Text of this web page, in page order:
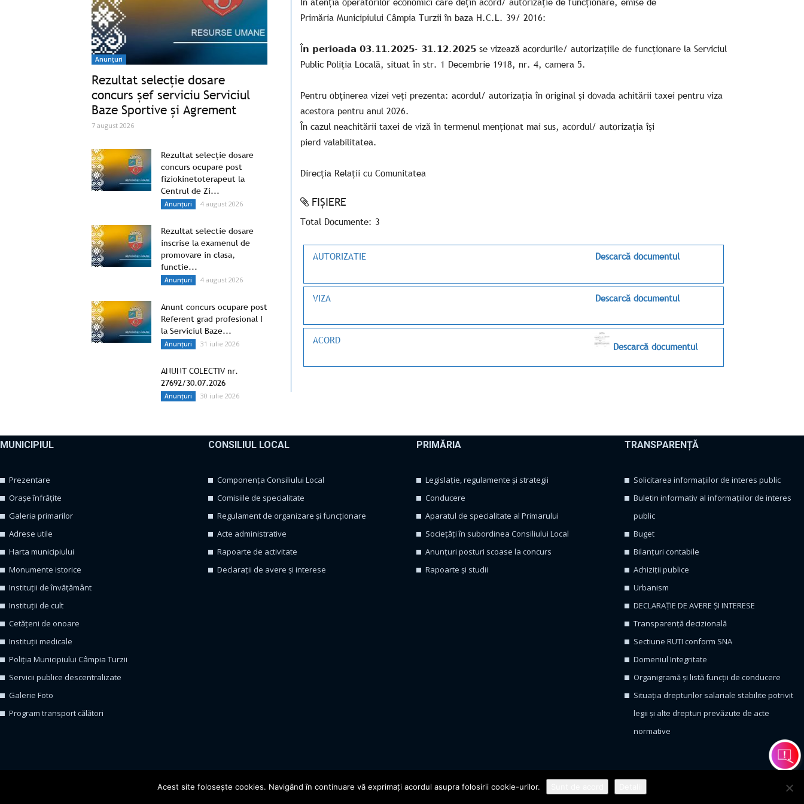
Primăria Municipiului Câmpia Turzii în baza H.C.L. 39/ 2016:
Î𝗻 𝗽𝗲𝗿𝗶𝗼𝗮𝗱𝗮 𝟬𝟯.𝟭𝟭.𝟮𝟬𝟮𝟱- 𝟯𝟭.𝟭𝟮.𝟮𝟬𝟮𝟱 se vizează acordurile/ autorizațiile de funcționare la Serviciul
Public Poliția Locală, situat în str. 1 Decembrie 1918, nr. 4, camera 5.
Pentru obținerea vizei veți prezenta: acordul/ autorizația în original și dovada achitării taxei pentru viza
acestora pentru anul 2026.
În cazul neachitării taxei de viză în termenul menționat mai sus, acordul/ autorizația își
pierd valabilitatea.
Direcția Relații cu Comunitatea
FIȘIERE
Total Documente: 3
AUTORIZATIE Descarcă documentul
VIZA Descarcă documentul
ACORD
Descarcă documentul
Anunțuri
Rezultat selecție dosare
concurs șef serviciu Serviciul
Baze Sportive și Agrement
7 august 2026
Rezultat selecție dosare
concurs ocupare post
fiziokinetoterapeut la
Centrul de Zi...
Anunțuri 4 august 2026
Rezultat selectie dosare
inscrise la examenul de
promovare in clasa,
functie...
Anunțuri 4 august 2026
Anunt concurs ocupare post
Referent grad profesional I
la Serviciul Baze...
Anunțuri 31 iulie 2026
ANUNT COLECTIV nr.
27692/30.07.2026
Anunțuri 30 iulie 2026
MUNICIPIUL
Prezentare
Orașe înfrățite
Galeria primarilor
Adrese utile
Harta municipiului
Monumente istorice
Instituții de învățământ
Instituții de cult
Cetățeni de onoare
Instituții medicale
Poliția Municipiului Câmpia Turzii
Servicii publice descentralizate
Galerie Foto
Program transport călători
CONSILIUL LOCAL
Componența Consiliului Local
Comisiile de specialitate
Regulament de organizare și funcționare
Acte administrative
Rapoarte de activitate
Declarații de avere și interese
PRIMĂRIA
Legislație, regulamente și strategii
Conducere
Aparatul de specialitate al Primarului
Sociețăți în subordinea Consiliului Local
Anunțuri posturi scoase la concurs
Rapoarte și studii
TRANSPARENȚĂ
Solicitarea informațiilor de interes public
Buletin informativ al informațiilor de interes
public
Buget
Bilanțuri contabile
Achiziții publice
Urbanism
DECLARAȚIE DE AVERE ȘI INTERESE
Transparență decizională
Sectiune RUTI conform SNA
Domeniul Integritate
Organigramă și listă funcții de conducere
Situația drepturilor salariale stabilite potrivit
legii și alte drepturi prevăzute de acte
normative
Acest site foloseşte cookies. Navigând în continuare vă exprimaţi acordul asupra folosirii cookie-urilor.